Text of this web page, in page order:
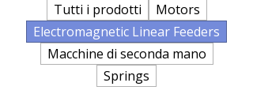
Tutti i prodotti
Motors
Electromagnetic Linear Feeders
Macchine di seconda mano
Springs